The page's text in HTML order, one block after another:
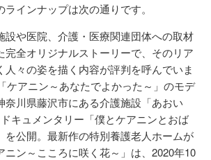
インナップは次の通りです。
設や医院、介護・医療関連団体への取材
完全オリジナルストーリーで、そのリア
人々の姿を描く内容が評判を呼んでいま
ケアニン～あなたでよかった～」のモデ
奈川県藤沢市にある介護施設「あおい
キュメンタリー「僕とケアニンとおば
を公開。最新作の特別養護老人ホームが
ニン～こころに咲く花～」は、2020年10